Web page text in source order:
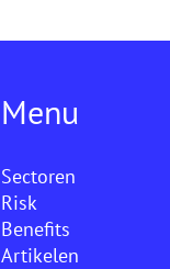
Menu
Sectoren
Risk
Benefits
Artikelen